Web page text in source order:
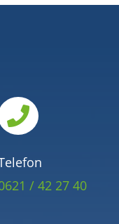

/ 42 27 40